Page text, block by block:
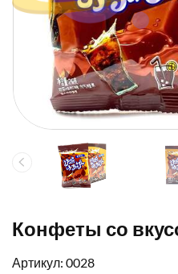
Конфеты со
Артикул: 0028